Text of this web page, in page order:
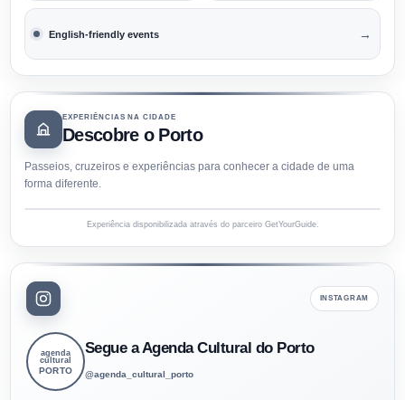
English-friendly events →
EXPERIÊNCIAS NA CIDADE
Descobre o Porto
Passeios, cruzeiros e experiências para conhecer a cidade de uma
forma diferente.
Experiência disponibilizada através do parceiro GetYourGuide.
INSTAGRAM
agenda
cultural
PORTO
Segue a Agenda Cultural do Porto
@agenda_cultural_porto